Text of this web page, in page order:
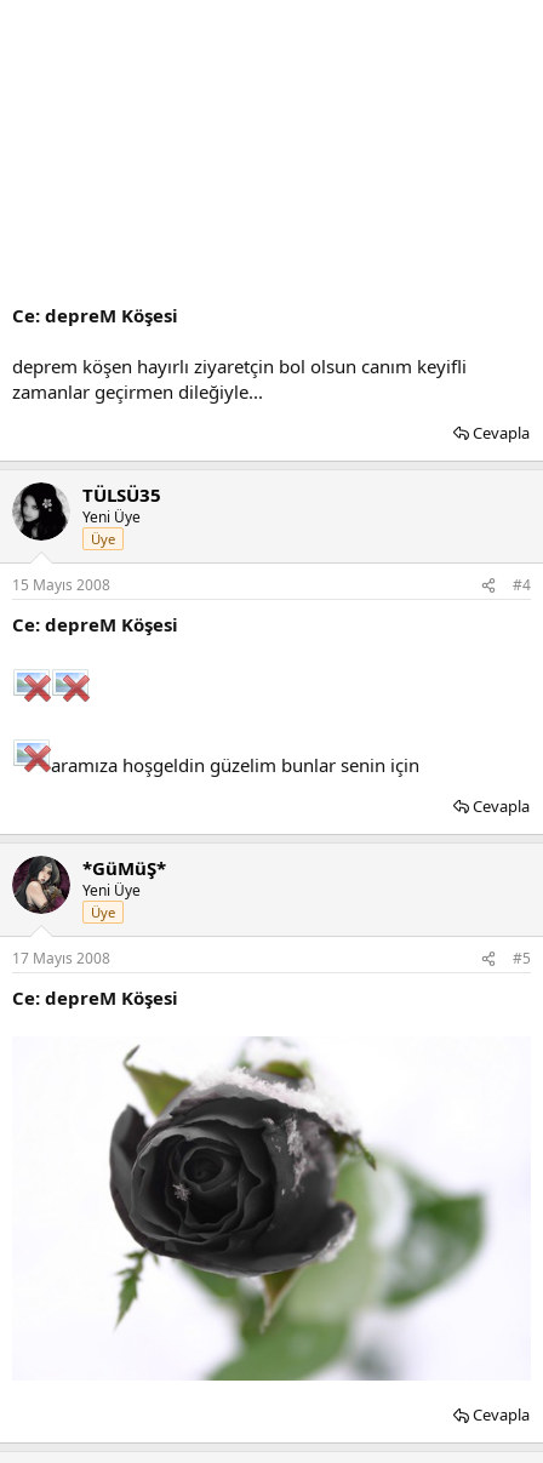
Ce: depreM Köşesi
deprem köşen hayırlı ziyaretçin bol olsun canım keyifli
zamanlar geçirmen dileğiyle...
Cevapla
TÜLSÜ35
Yeni Üye
Üye
15 Mayıs 2008 #4
Ce: depreM Köşesi
aramıza hoşgeldin güzelim bunlar senin için
Cevapla
*GüMüŞ*
Yeni Üye
Üye
17 Mayıs 2008 #5
Ce: depreM Köşesi
Cevapla